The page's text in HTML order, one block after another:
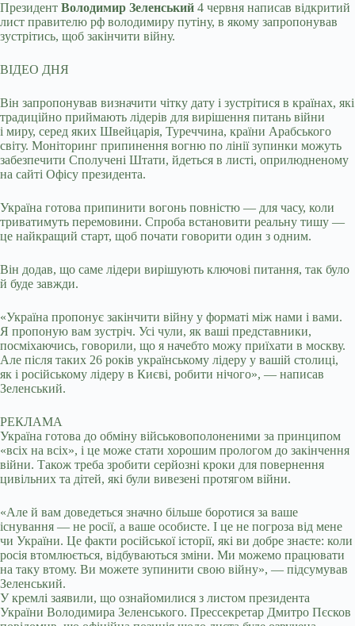
Президент Володимир Зеленський 4 червня написав відкритий
лист правителю рф володимиру путіну, в якому запропонував
зустрітись, щоб закінчити війну.
ВІДЕО ДНЯ
Він запропонував визначити чітку дату і зустрітися в країнах, які
традиційно приймають лідерів для вирішення питань війни
і миру, серед яких Швейцарія, Туреччина, країни Арабського
світу. Моніторинг припинення вогню по лінії зупинки можуть
забезпечити Сполучені Штати, йдеться в листі, оприлюдненому
на сайті Офісу президента.
Україна готова припинити вогонь повністю — для часу, коли
триватимуть перемовини. Спроба встановити реальну тишу —
це найкращий старт, щоб почати говорити один з одним.
Він додав, що саме лідери вирішують ключові питання, так було
й буде завжди.
«Україна пропонує закінчити війну у форматі між нами і вами.
Я пропоную вам зустріч. Усі чули, як ваші представники,
посміхаючись, говорили, що я начебто можу приїхати в москву.
Але після таких 26 років українському лідеру у вашій столиці,
як і російському лідеру в Києві, робити нічого», — написав
Зеленський.
РЕКЛАМА
Україна готова до обміну військовополоненими за принципом
«всіх на всіх», і це може стати хорошим прологом до закінчення
війни. Також треба зробити серйозні кроки для повернення
цивільних та дітей, які були вивезені протягом війни.
«Але й вам доведеться значно більше боротися за ваше
існування — не росії, а ваше особисте. І це не погроза від мене
чи України. Це факти російської історії, які ви добре знаєте: коли
росія втомлюється, відбуваються зміни. Ми можемо працювати
на таку втому. Ви можете зупинити свою війну», — підсумував
Зеленський.
У кремлі заявили, що ознайомилися з листом президента
України Володимира Зеленського. Прессекретар Дмитро Пєсков